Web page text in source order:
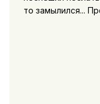
то замылился...